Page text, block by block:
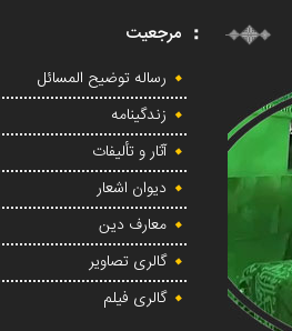
مرجعیت
رساله توضیح المسائل
زندگینامه
آثار و تألیفات
دیوان اشعار
معارف دین
گالری تصاویر
گالری فیلم